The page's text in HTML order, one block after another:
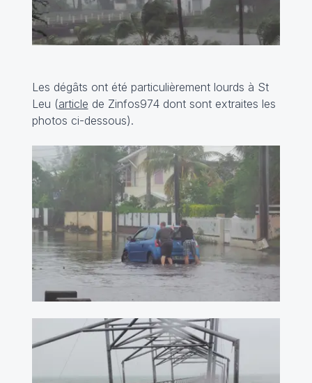
Les dégâts ont été particulièrement lourds à St
Leu (article de Zinfos974 dont sont extraites les
photos ci-dessous).